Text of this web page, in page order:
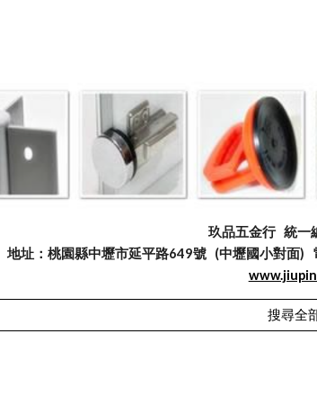
玖品五金行 統一
地址：桃園縣中壢市延平路649號 (中壢國小對面
搜尋全